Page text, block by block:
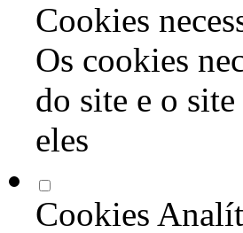
Cookies
Os cookies
do site e o
eles
Cookies